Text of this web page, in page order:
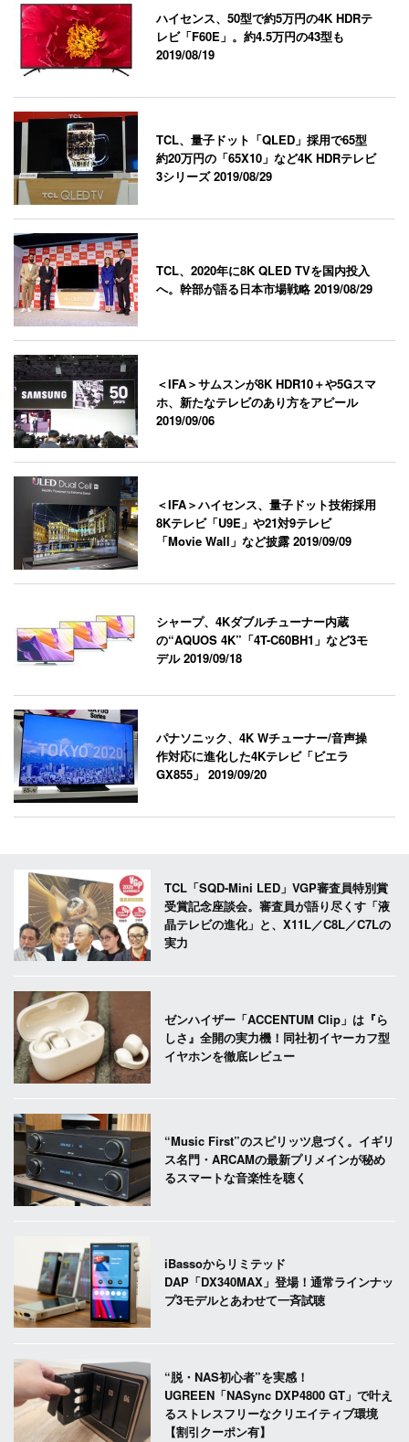
ハイセンス、50型で約5万円の4K HDRテ
レビ「F60E」。約4.5万円の43型も
2019/08/19
TCL、量子ドット「QLED」採用で65型
約20万円の「65X10」など4K HDRテレビ
3シリーズ2019/08/29
TCL、2020年に8K QLED TVを国内投入
へ。幹部が語る日本市場戦略2019/08/29
＜IFA＞サムスンが8K HDR10＋や5Gスマ
ホ、新たなテレビのあり方をアピール
2019/09/06
＜IFA＞ハイセンス、量子ドット技術採用
8Kテレビ「U9E」や21対9テレビ
「Movie Wall」など披露2019/09/09
シャープ、4Kダブルチューナー内蔵
の“AQUOS 4K”「4T-C60BH1」など3モ
デル2019/09/18
パナソニック、4K Wチューナー/音声操
作対応に進化した4Kテレビ「ビエラ
GX855」2019/09/20
TCL「SQD-Mini LED」VGP審査員特別賞
受賞記念座談会。審査員が語り尽くす「液
晶テレビの進化」と、X11L／C8L／C7Lの
実力
ゼンハイザー「ACCENTUM Clip」は『ら
しさ』全開の実力機！同社初イヤーカフ型
イヤホンを徹底レビュー
“Music First”のスピリッツ息づく。イギリ
ス名門・ARCAMの最新プリメインが秘め
るスマートな音楽性を聴く
iBassoからリミテッド
DAP「DX340MAX」登場！通常ラインナッ
プ3モデルとあわせて一斉試聴
“脱・NAS初心者”を実感！
UGREEN「NASync DXP4800 GT」で叶え
るストレスフリーなクリエイティブ環境
【割引クーポン有】